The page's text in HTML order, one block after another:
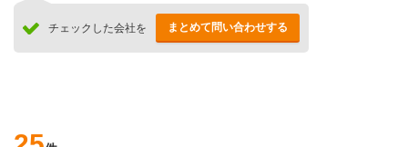
チェックした会社を まとめて問い合わせする